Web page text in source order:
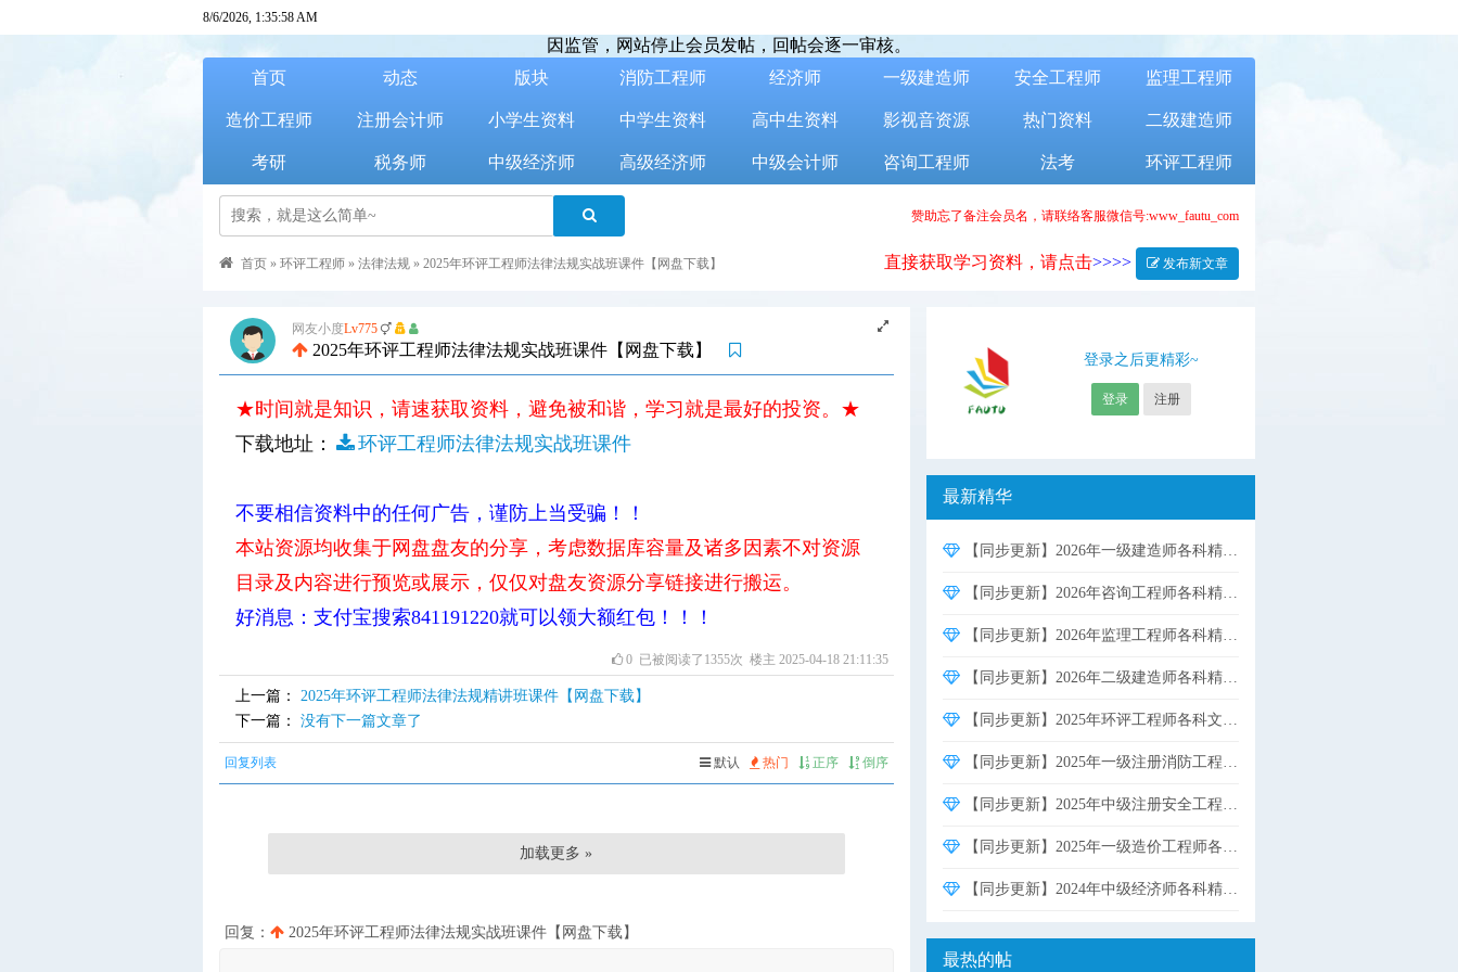
8/6/2026, 1:35:59 AM
因监管，网站停止会员发帖，回帖会逐一审核。
首页
动态 版块 消防工程师 经济师 一级建造师 安全工程师 监理工程师
造价工程师 注册会计师 小学生资料 中学生资料 高中生资料 影视音资源 热门资料 二级建造师
考研 税务师 中级经济师 高级经济师 中级会计师 咨询工程师 法考 环评工程师
赞助忘了备注会员名，请联络客服微信号:www_fautu_com
首页 » 环评工程师 » 法律法规 » 2025年环评工程师法律法规实战班课件【网盘下载】 直接获取学习资料，请点击>>>> 发布新文章
网友小度Lv775
2025年环评工程师法律法规实战班课件【网盘下载】
★时间就是知识，请速获取资料，避免被和谐，学习就是最好的投资。★
下载地址：
环评工程师法律法规实战班课件
不要相信资料中的任何广告，谨防上当受骗！！
本站资源均收集于网盘盘友的分享，考虑数据库容量及诸多因素不对资源
目录及内容进行预览或展示，仅仅对盘友资源分享链接进行搬运。
好消息：支付宝搜索841191220就可以领大额红包！！！
0已被阅读了1355次 楼主 2025-04-18 21:11:35
上一篇： 2025年环评工程师法律法规精讲班课件【网盘下载】
下一篇： 没有下一篇文章了
回复列表 默认 热门 正序 倒序
加载更多 »
回复： 2025年环评工程师法律法规实战班课件【网盘下载】
登录之后更精彩~
登录 注册
最新精华
【同步更新】2026年一级建造师各科精讲班强化冲刺班课件押题资料网盘资源下载
【同步更新】2026年咨询工程师各科精讲班强化冲刺班课件网盘资源下载
【同步更新】2026年监理工程师各科精讲班强化冲刺班课件押题资料网盘资源下载
【同步更新】2026年二级建造师各科精讲班强化冲刺班课件押题资料网盘资源下载
【同步更新】2025年环评工程师各科文档资料精讲班实战班课件网盘资源下载
【同步更新】2025年一级注册消防工程师各科精讲班强化冲刺班课件考前密训押题资料网盘资源下载
【同步更新】2025年中级注册安全工程师各科精讲班强化冲刺班课件押题资料网盘资源下载
【同步更新】2025年一级造价工程师各科精讲班强化冲刺班课件押题资料网盘资源下载
【同步更新】2024年中级经济师各科精讲班强化冲刺班课件网盘资源下载
最热的帖